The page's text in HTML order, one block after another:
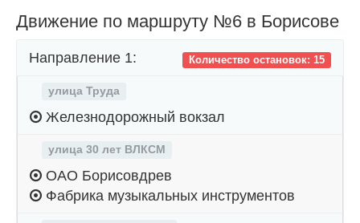
Движение по маршруту №6 в Борисове
Количество остановок: 15
Направление 1:
улица Труда
Железнодорожный вокзал
улица 30 лет ВЛКСМ
ОАО Борисовдрев
Фабрика музыкальных инструментов